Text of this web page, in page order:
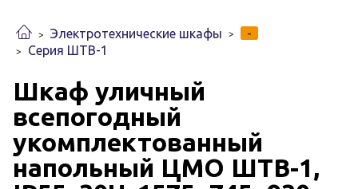
Электротехнические шкафы
-
Серия ШТВ-1
Шкаф уличный
всепогодный
укомплектованный
напольный ЦМО ШТВ-1,